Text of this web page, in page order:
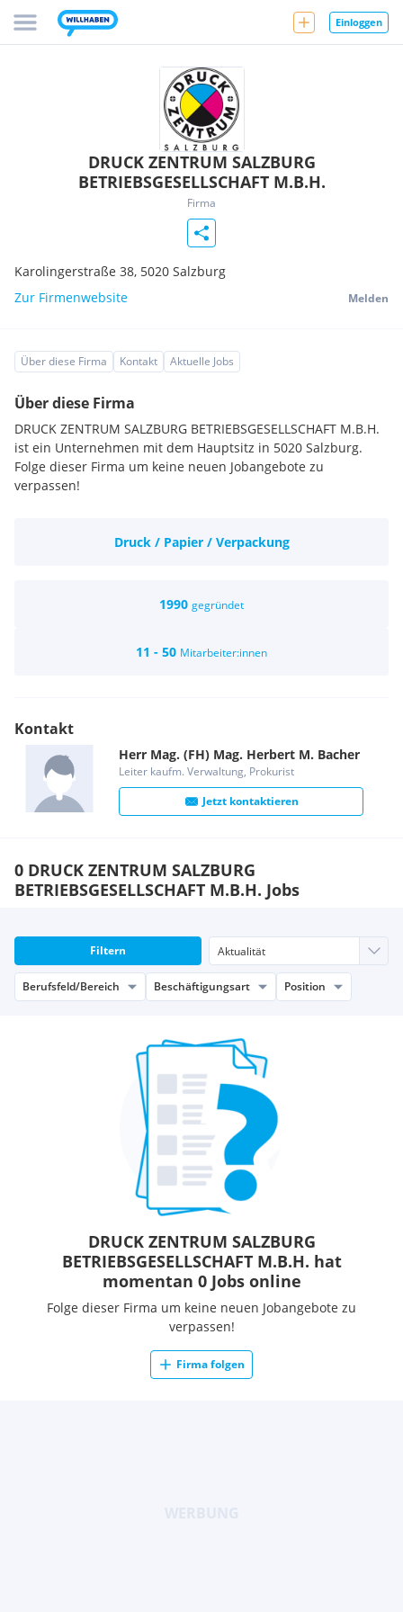
Einloggen
DRUCK ZENTRUM SALZBURG
BETRIEBSGESELLSCHAFT M.B.H.
Firma
Karolingerstraße 38, 5020 Salzburg
Zur Firmenwebsite
Melden
Über diese Firma Kontakt Aktuelle Jobs
Über diese Firma
DRUCK ZENTRUM SALZBURG BETRIEBSGESELLSCHAFT M.B.H.
ist ein Unternehmen mit dem Hauptsitz in 5020 Salzburg.
Folge dieser Firma um keine neuen Jobangebote zu
verpassen!
Druck / Papier / Verpackung
1990 gegründet
11 - 50 Mitarbeiter:innen
Kontakt
Herr Mag. (FH) Mag. Herbert M. Bacher
Leiter kaufm. Verwaltung, Prokurist
Jetzt kontaktieren
0 DRUCK ZENTRUM SALZBURG
BETRIEBSGESELLSCHAFT M.B.H. Jobs
Filtern
Berufsfeld/Bereich Beschäftigungsart Position
DRUCK ZENTRUM SALZBURG
BETRIEBSGESELLSCHAFT M.B.H. hat
momentan 0 Jobs online
Folge dieser Firma um keine neuen Jobangebote zu
verpassen!
Firma folgen